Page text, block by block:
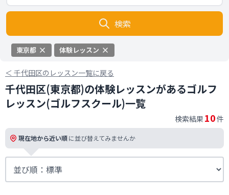
検索
東京都 体験レッスン
＜ 千代田区のレッスン一覧に戻る
千代田区(東京都)の体験レッスンがあるゴルフ
レッスン(ゴルフスクール)一覧
検索結果 10件
現在地から近い順に並び替えてみませんか